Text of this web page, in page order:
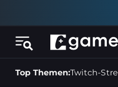
Top Themen:Twitch-